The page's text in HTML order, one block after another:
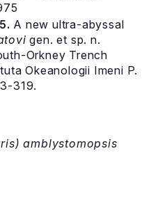
A new ultra-abyssal
gen. et sp. n.
Orkney Trench
Okeanologii Imeni P.
319.
amblystomopsis